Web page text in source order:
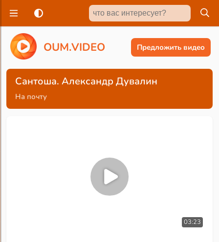
OUM.VIDEO Предложить видео
Сантоша. Александр Дувалин
На почту
03:23